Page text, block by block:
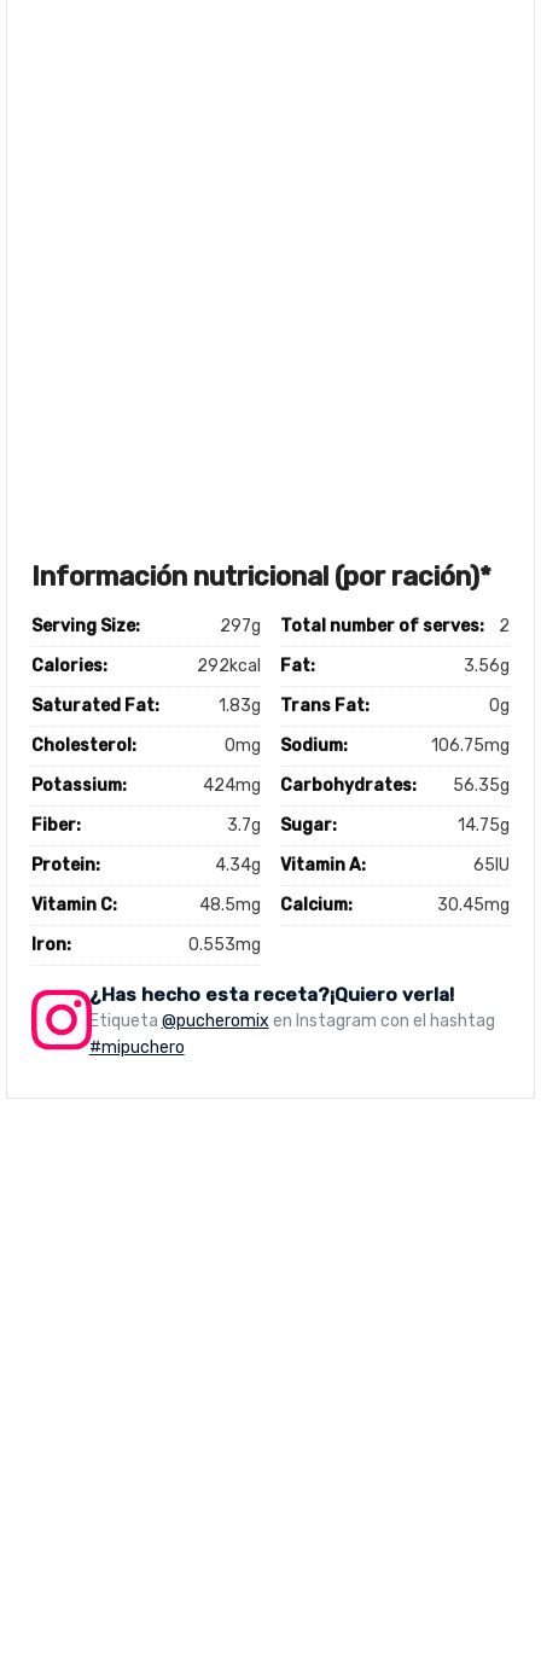
Información nutricional (por ración)*
Serving Size: 297g Total number of serves:
2
Calories:
292kcal Fat:
3.56g
Saturated Fat:
1.83g Trans Fat:
0g
Cholesterol:
0mg Sodium:
106.75mg
Potassium:
424mg Carbohydrates:
56.35g
Fiber:
3.7g Sugar:
14.75g
Protein:
4.34g Vitamin A:
65IU
Vitamin C:
48.5mg Calcium:
30.45mg
Iron:
0.553mg
¿Has hecho esta receta?¡Quiero verla!
Etiqueta @pucheromix en Instagram con el hashtag
#mipuchero